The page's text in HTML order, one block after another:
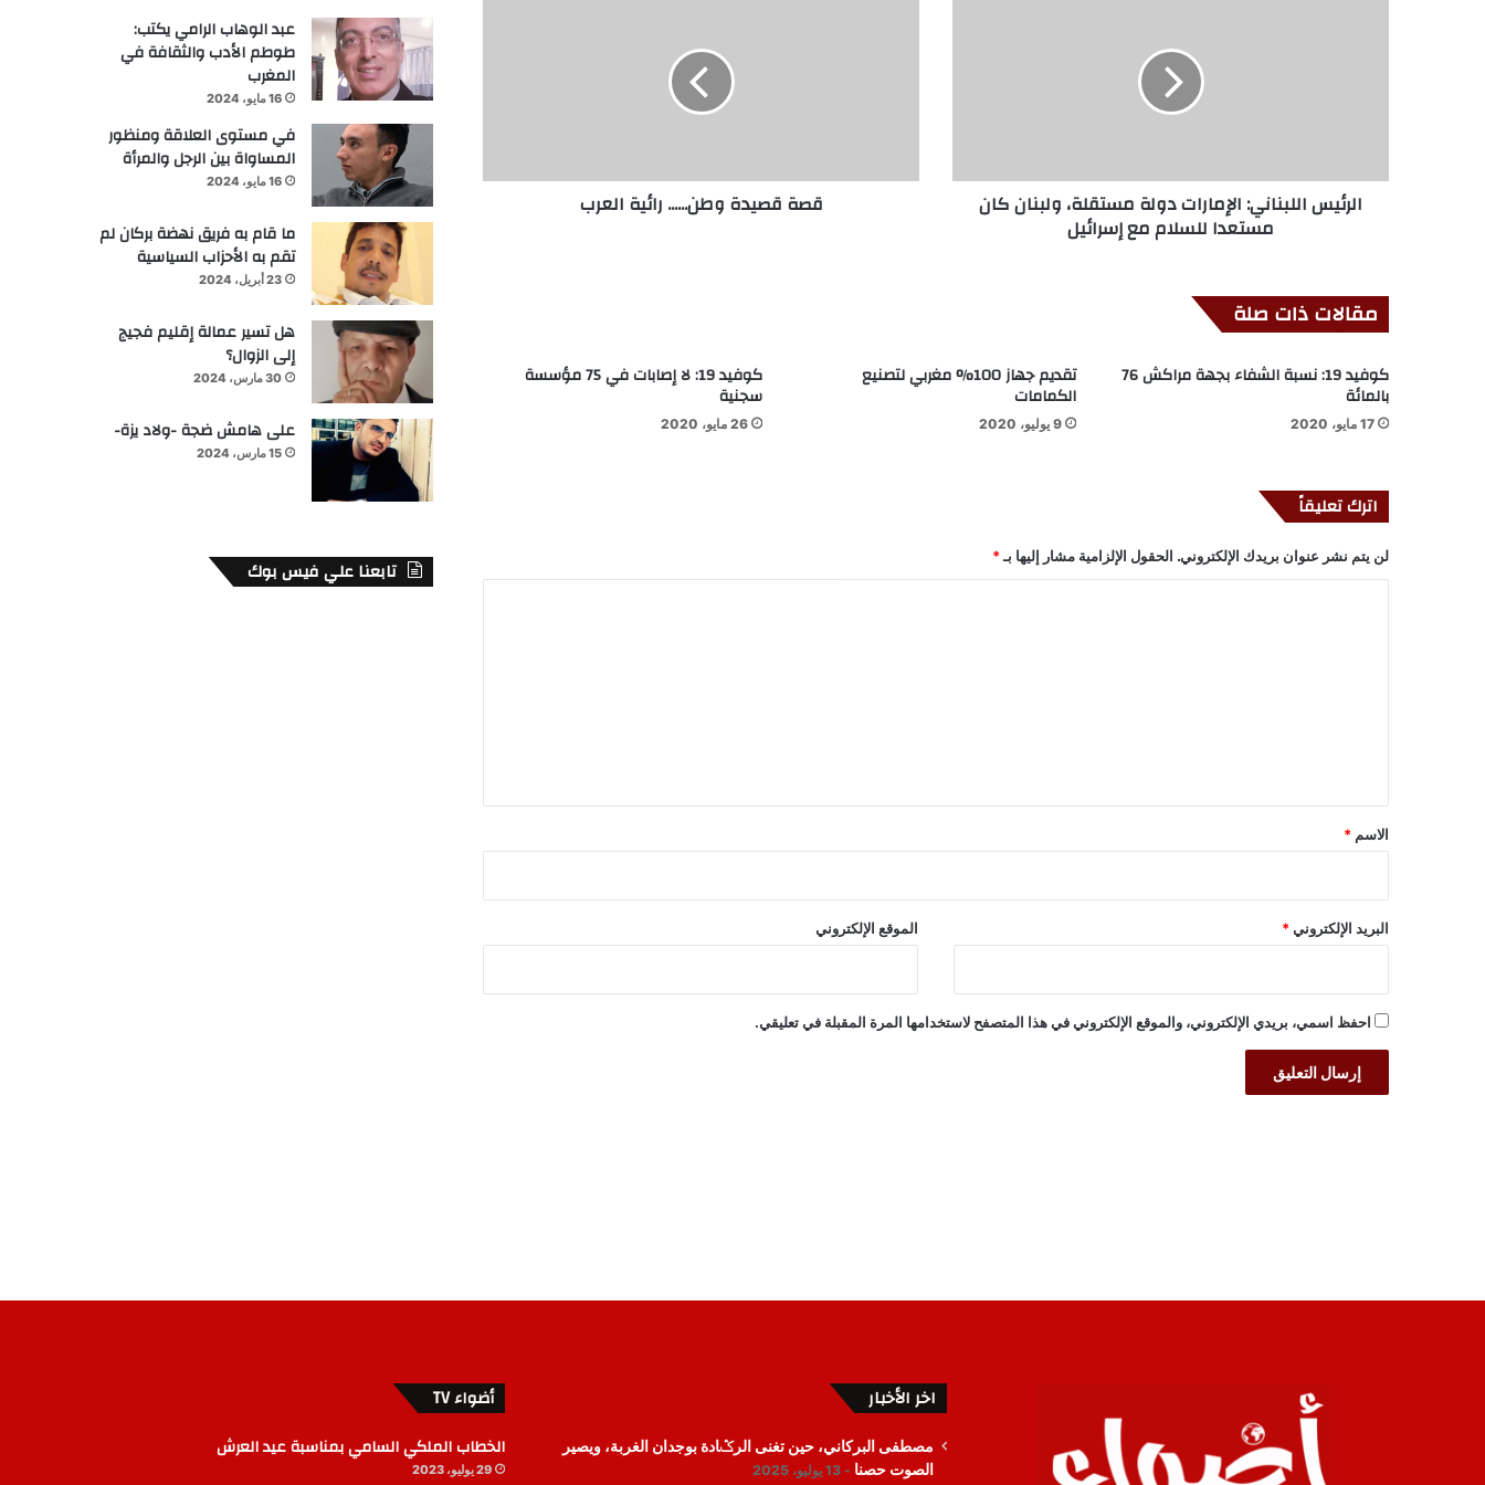
الرئيس اللبناني: الإمارات دولة مستقلة، ولبنان كان
مستعدا للسلام مع إسرائيل
قصة قصيدة وطن...... رائية العرب
مقالات ذات صلة
كوفيد 19: نسبة الشفاء بجهة مراكش 76
بالمائة
17 مايو، 2020
تقديم جهاز 100% مغربي لتصنيع
الكمامات
9 يوليو، 2020
كوفيد 19: لا إصابات في 75 مؤسسة
سجنية
26 مايو، 2020
اترك تعليقاً
لن يتم نشر عنوان بريدك الإلكتروني. الحقول الإلزامية مشار إليها بـ*
*
الاسم *
البريد الإلكتروني * الموقع الإلكتروني
احفظ اسمي، بريدي الإلكتروني، والموقع الإلكتروني في هذا المتصفح لاستخدامها المرة المقبلة في تعليقي.
عبد الوهاب الرامي يكتب:
طوطم الأدب والثقافة في
المغرب
16 مايو، 2024
في مستوى العلاقة ومنظور
المساواة بين الرجل والمرأة
16 مايو، 2024
ما قام به فريق نهضة بركان لم
تقم به الأحزاب السياسية
23 أبريل، 2024
هل تسير عمالة إقليم فجيج
إلى الزوال؟
30 مارس، 2024
على هامش ضجة -ولاد يزة-
15 مارس، 2024
تابعنا علي فيس بوك
اخر الأخبار
مصطفى البركاني، حين تغنى الرݣادة بوجدان الغربة، ويصير
الصوت حصنا
13 يوليو، 2025
أضواء TV
الخطاب الملكي السامي بمناسبة عيد العرش
29 يوليو، 2023